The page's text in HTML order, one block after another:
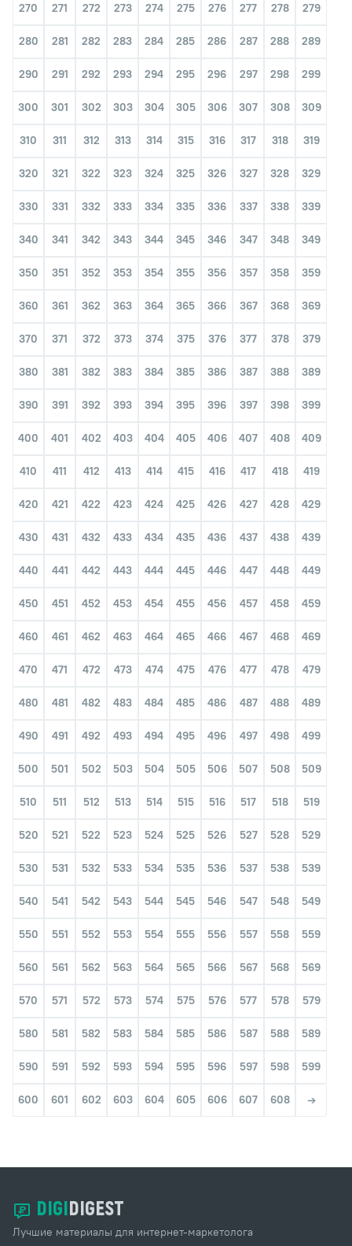
270 271 272 273 274 275 276 277 278 279
280 281 282 283 284 285 286 287 288 289
290 291 292 293 294 295 296 297 298 299
300 301 302 303 304 305 306 307 308 309
310 311 312 313 314 315 316 317 318 319
320 321 322 323 324 325 326 327 328 329
330 331 332 333 334 335 336 337 338 339
340 341 342 343 344 345 346 347 348 349
350 351 352 353 354 355 356 357 358 359
360 361 362 363 364 365 366 367 368 369
370 371 372 373 374 375 376 377 378 379
380 381 382 383 384 385 386 387 388 389
390 391 392 393 394 395 396 397 398 399
400 401 402 403 404 405 406 407 408 409
410 411 412 413 414 415 416 417 418 419
420 421 422 423 424 425 426 427 428 429
430 431 432 433 434 435 436 437 438 439
440 441 442 443 444 445 446 447 448 449
450 451 452 453 454 455 456 457 458 459
460 461 462 463 464 465 466 467 468 469
470 471 472 473 474 475 476 477 478 479
480 481 482 483 484 485 486 487 488 489
490 491 492 493 494 495 496 497 498 499
500 501 502 503 504 505 506 507 508 509
510 511 512 513 514 515 516 517 518 519
520 521 522 523 524 525 526 527 528 529
530 531 532 533 534 535 536 537 538 539
540 541 542 543 544 545 546 547 548 549
550 551 552 553 554 555 556 557 558 559
560 561 562 563 564 565 566 567 568 569
570 571 572 573 574 575 576 577 578 579
580 581 582 583 584 585 586 587 588 589
590 591 592 593 594 595 596 597 598 599
600 601 602 603 604 605 606 607 608
DIGIDIGEST
Лучшие материалы для интернет-маркетолога